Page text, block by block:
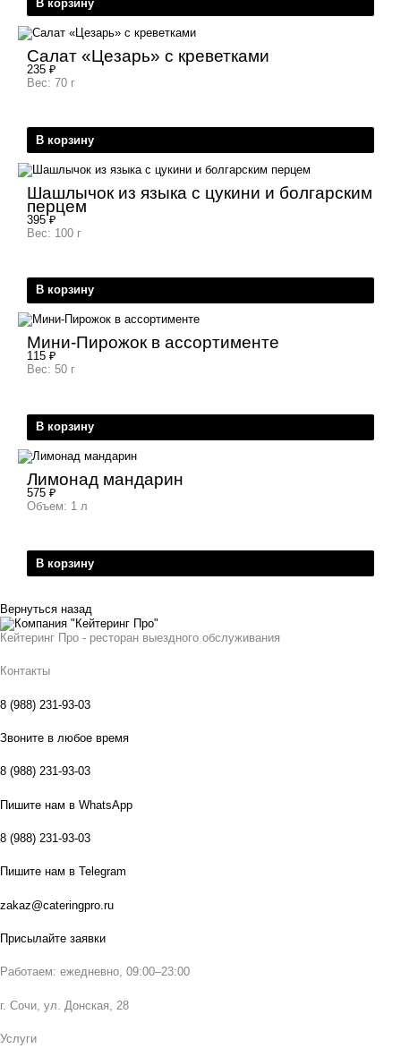
В корзину
Салат «Цезарь» с креветками
235 ₽
Вес: 70 г
В корзину
Шашлычок из языка с цукини и болгарским
перцем
395₽
Вес: 100 г
В корзину
Мини-Пирожок в ассортименте
115 ₽
Вес: 50 г
В корзину
Лимонад мандарин
575 ₽
Объем: 1 л
В корзину
Вернуться назад
Кейтеринг Про - ресторан выездного обслуживания
Контакты
8 (988) 231-93-03
Звоните в любое время
8 (988) 231-93-03
Пишите нам в WhatsApp
8 (988) 231-93-03
Пишите нам в Telegram
zakaz@cateringpro.ru
Присылайте заявки
Работаем: ежедневно, 09:00–23:00
г. Сочи, ул. Донская, 28
Услуги